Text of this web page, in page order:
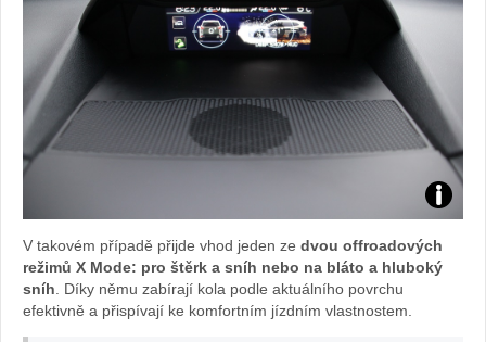
Foto:
Sabina
V takovém případě přijde vhod jeden ze dvou offroadových
režimů X Mode: pro štěrk a sníh nebo na bláto a hluboký
sníh . Díky němu zabírají kola podle aktuálního povrchu
efektivně a přispívají ke komfortním jízdním vlastnostem.